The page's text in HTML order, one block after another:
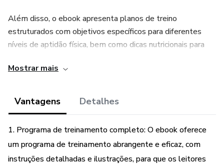
Além disso, o ebook apresenta planos de treino
estruturados com objetivos específicos para diferentes
níveis de aptidão física, bem como dicas nutricionais para
como usar kettlebells para melhorar a força, a resistência e
e aumentam o metabolismo.
terão tudo o que precisam para alcançar seus objetivos de
fitness e transformar seu corpo em uma máquina de
queimar gordura, com mais energia e confiança em sua
Mostrar mais
Vantagens Detalhes
1. Programa de treinamento completo: O ebook oferece
um programa de treinamento abrangente e eficaz, com
instruções detalhadas e ilustrações, para que os leitores